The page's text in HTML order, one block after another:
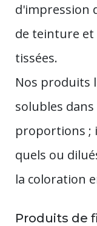
d'impression
de teinture et
tissées.
Nos produits
solubles
proportions ;
quels ou
la coloration
Produits de